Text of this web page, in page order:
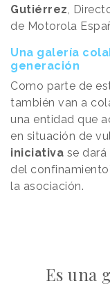
Gutiérrez ,
de Motorola
Una galería
generación
Como parte de
también van a
una entidad que
en situación de
iniciativa se dará
del
la asociación.
Es una